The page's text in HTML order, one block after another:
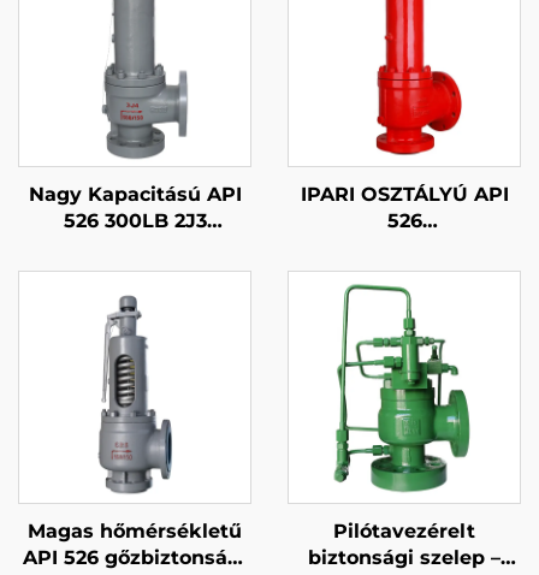
Nagy Kapacitású API
526 300LB 2J3
WCB/316-os Trim,
Állítható Kifúvási Idő,
Kompresszor
Állomásokhoz
IPARI OSZTÁLYÚ API
526
SZELEP – 900LB 4N6 –
WCB/316 KÉSZÜLÉK –
ÁLLÍTHATÓ KAZÁN/
Magas hőmérsékletű
API 526 gőzbiztonsági
Pilótavezérelt
biztonsági szelep –